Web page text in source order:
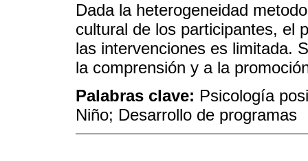
Dada la heterogeneidad
cultural de los participantes, el
las intervenciones es limitada.
la comprensión y a la
Palabras clave: Psicología
Niño; Desarrollo de programas